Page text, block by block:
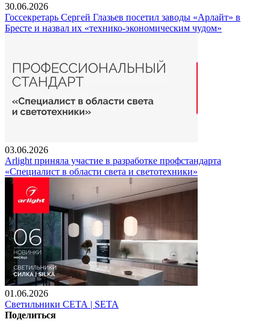
30.06.2026
Госсекретарь Сергей Глазьев посетил заводы «Арлайт» в
Бресте и назвал их «технико-экономическим чудом»
03.06.2026
Arlight приняла участие в разработке профстандарта
«Специалист в области света и светотехники»
01.06.2026
Светильники СЕТА | SETA
Поделиться